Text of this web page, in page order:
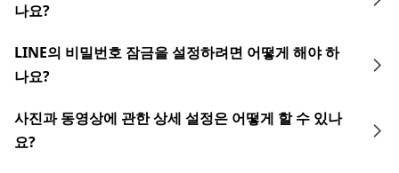
나요?
LINE의 비밀번호 잠금을 설정하려면 어떻게 해야 하
나요?
사진과 동영상에 관한 상세 설정은 어떻게 할 수 있나
요?